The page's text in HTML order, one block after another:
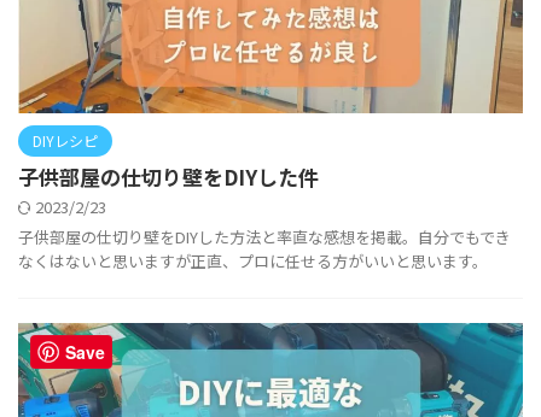
DIYレシピ
子供部屋の仕切り壁をDIYした件
2023/2/23
子供部屋の仕切り壁をDIYした方法と率直な感想を掲載。自分でもでき
なくはないと思いますが正直、プロに任せる方がいいと思います。
Save